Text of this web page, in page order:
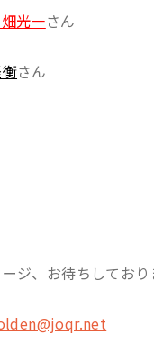
光一さん
さん
ジ、お待ちしており